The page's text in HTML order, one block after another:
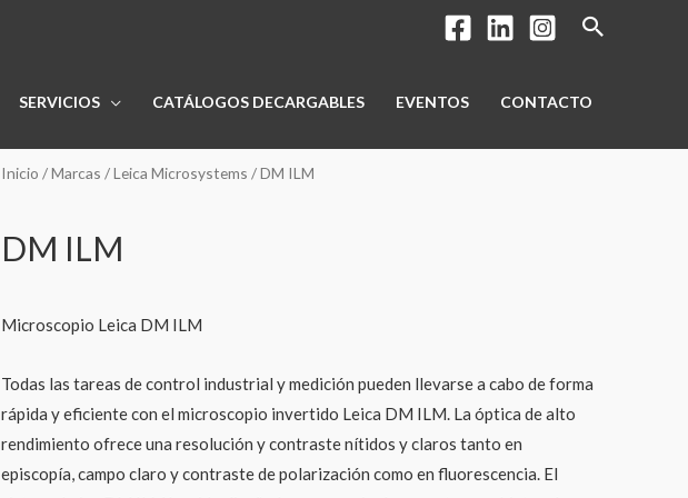
Buscar
SERVICIOS CATÁLOGOS DECARGABLES EVENTOS CONTACTO
Inicio /Marcas /Leica Microsystems / DM ILM
DM ILM
Microscopio Leica DM ILM
Todas las tareas de control industrial y medición pueden llevarse a cabo de forma
rápida y eficiente con el microscopio invertido Leica DM ILM. La óptica de alto
rendimiento ofrece una resolución y contraste nítidos y claros tanto en
episcopía, campo claro y contraste de polarización como en fluorescencia. El